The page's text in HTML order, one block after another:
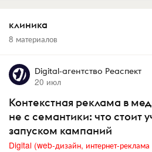
клиника
8 материалов
Digital-агентство Реаспект
20 июл
Контекстная реклама в
не с семантики: что стоит
запуском кампаний